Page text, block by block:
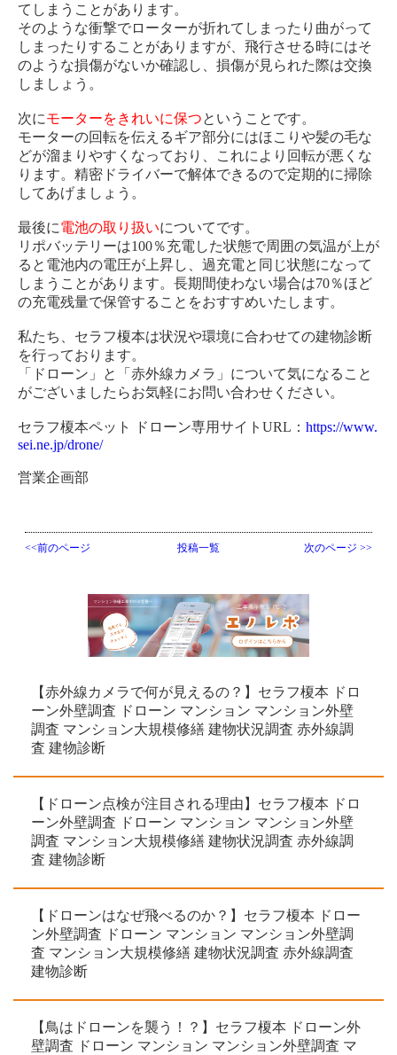
【赤外線カメラで何が見えるの？】セラフ榎本 ドロ
ーン外壁調査 ドローン マンション マンション外壁
調査 マンション大規模修繕 建物状況調査 赤外線調
査 建物診断
【ドローン点検が注目される理由】セラフ榎本 ドロ
ーン外壁調査 ドローン マンション マンション外壁
調査 マンション大規模修繕 建物状況調査 赤外線調
査 建物診断
【ドローンはなぜ飛べるのか？】セラフ榎本 ドロー
ン外壁調査 ドローン マンション マンション外壁調
査 マンション大規模修繕 建物状況調査 赤外線調査
建物診断
【鳥はドローンを襲う！？】セラフ榎本 ドローン外
壁調査 ドローン マンション マンション外壁調査 マ
てしまうことがあります。
そのような衝撃でローターが折れてしまったり曲がって
しまったりすることがありますが、飛行させる時にはそ
のような損傷がないか確認し、損傷が見られた際は交換
しましょう。
次にモーターをきれいに保つということです。
モーターの回転を伝えるギア部分にはほこりや髪の毛な
どが溜まりやすくなっており、これにより回転が悪くな
ります。精密ドライバーで解体できるので定期的に掃除
してあげましょう。
最後に電池の取り扱いについてです。
リポバッテリーは100％充電した状態で周囲の気温が上が
ると電池内の電圧が上昇し、過充電と同じ状態になって
しまうことがあります。長期間使わない場合は70％ほど
の充電残量で保管することをおすすめいたします。
私たち、セラフ榎本は状況や環境に合わせての建物診断
を行っております。
「ドローン」と「赤外線カメラ」について気になること
がございましたらお気軽にお問い合わせください。
セラフ榎本ペット ドローン専用サイトURL： https://www.
sei.ne.jp/drone/
営業企画部
<<前のページ 投稿一覧 次のページ >>